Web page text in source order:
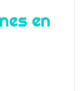
en